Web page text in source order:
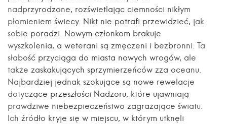
nadprzyrodzone, rozświetlając ciemności nikłym
płomieniem świecy. Nikt nie potrafi przewidzieć, jak
sobie poradzi. Nowym członkom brakuje
wyszkolenia, a weterani są zmęczeni i bezbronni. Ta
słabość przyciąga do miasta nowych wrogów, ale
także zaskakujących sprzymierzeńców zza oceanu.
Najbardziej jednak szokujące są nowe rewelacje
dotyczące przeszłości Nadzoru, które ujawniają
prawdziwe niebezpieczeństwo zagrażające światu.
Ich źródło kryje się w miejscu, w którym utknęli